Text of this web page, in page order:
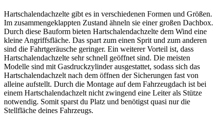
Hartschalendachzelte gibt es in verschiedenen Formen und Größen.
Im zusammengeklappten Zustand ähneln sie einer großen Dachbox.
Durch diese Bauform bieten Hartschalendachzelte dem Wind eine
kleine Angriffsfläche. Das spart zum einen Sprit und zum anderen
sind die Fahrtgeräusche geringer. Ein weiterer Vorteil ist, dass
Hartschalendachzelte sehr schnell geöffnet sind. Die meisten
Modelle sind mit Gasdruckzylinder ausgestattet, sodass sich das
Hartschalendachzelt nach dem öffnen der Sicherungen fast von
alleine aufstellt. Durch die Montage auf dem Fahrzeugdach ist bei
einem Hartschalendachzelt nicht zwingend eine Leiter als Stütze
notwendig. Somit sparst du Platz und benötigst quasi nur die
Stellfläche deines Fahrzeugs.